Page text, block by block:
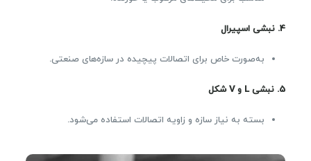
4. نبشی اسپیرال
به‌صورت خاص برای اتصالات پیچیده در سازه‌های صنعتی.
5. نبشیL وV شکل
بسته به نیاز سازه و زاویه اتصالات استفاده می‌شود.